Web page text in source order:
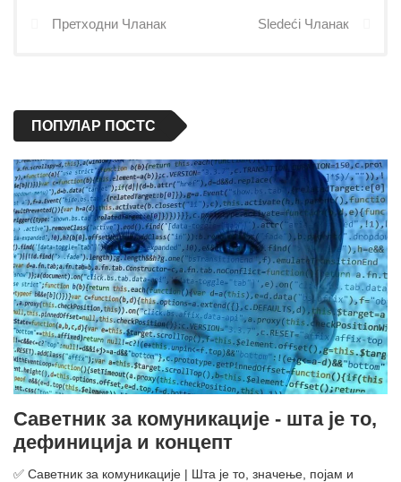
Претходни Чланак Sledeći Чланак
ПОПУЛАР ПОСТС
Саветник за комуникације - шта је то,
дефиниција и концепт
✅ Саветник за комуникације | Шта је то, значење, појам и